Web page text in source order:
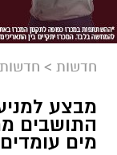
חדשות > חדשות
מבצע
התושבים
מים עומדים